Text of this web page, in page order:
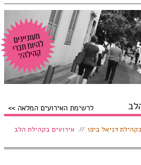
לרשימת האירועים המלאה
דניאל ביפו
אירועים בקהילת הלב